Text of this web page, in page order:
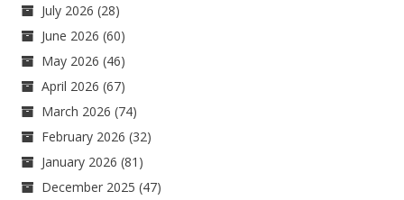
July 2026 (28)
June 2026 (60)
May 2026 (46)
April 2026 (67)
March 2026 (74)
February 2026 (32)
January 2026 (81)
December 2025 (47)